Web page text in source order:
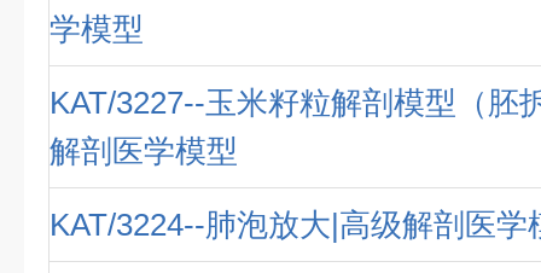
学模型
KAT/3227--玉米籽粒解剖模型（胚
解剖医学模型
KAT/3224--肺泡放大|高级解剖医学